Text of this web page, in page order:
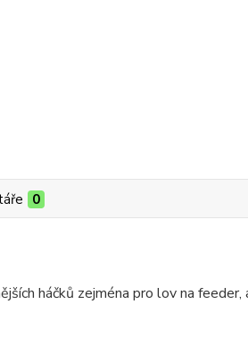
0
háčků zejména pro lov na feeder,